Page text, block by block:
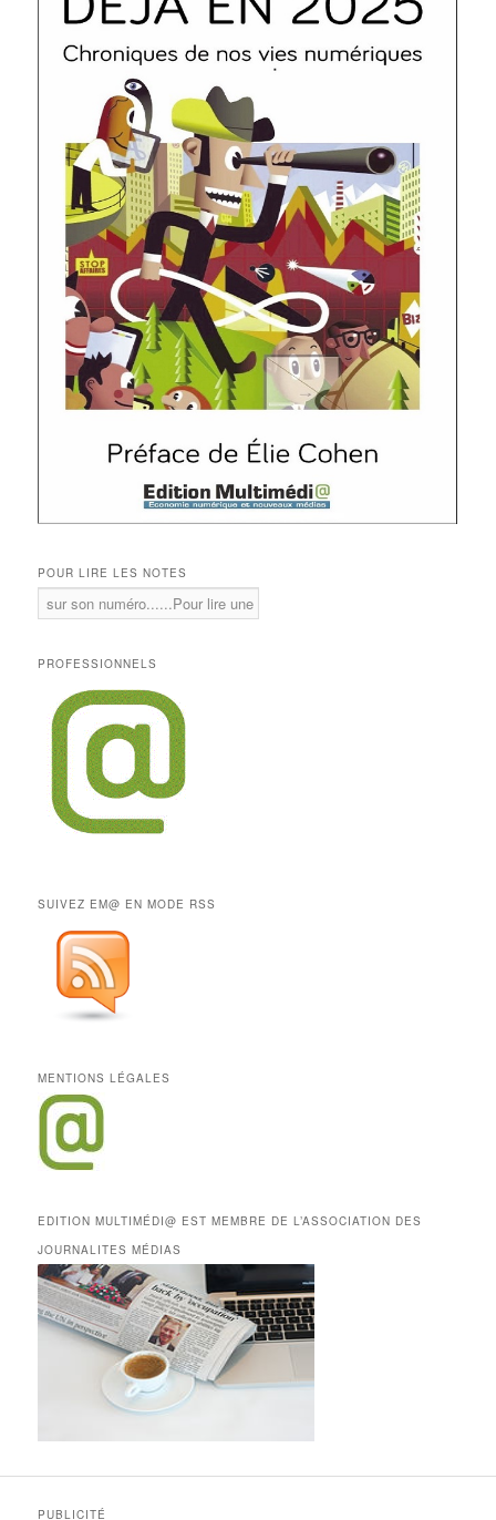
POUR LIRE LES NOTES
PROFESSIONNELS
SUIVEZ EM@ EN MODE RSS
MENTIONS LÉGALES
EDITION MULTIMÉDI@ EST MEMBRE DE L’ASSOCIATION DES
JOURNALITES MÉDIAS
PUBLICITÉ